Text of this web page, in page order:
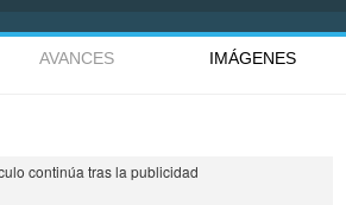
AVANCES IMÁGENES